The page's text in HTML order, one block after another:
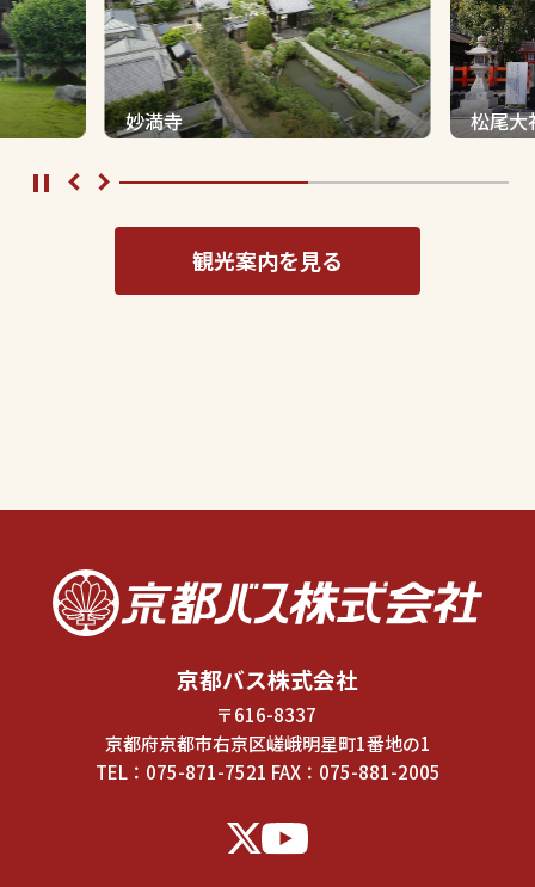
妙満寺 松尾大
観光案内を見る
京都バス株式会社
〒616-8337
京都府京都市右京区嵯峨明星町1番地の1
TEL： 075-871-7521 FAX：075-881-2005